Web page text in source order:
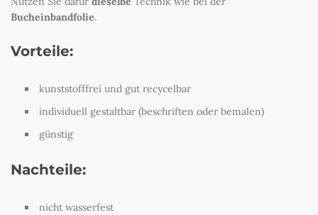
Bucheinbandfolie.
Vorteile:
kunststofffrei und gut recycelbar
individuell gestaltbar (beschriften oder bemalen)
günstig
Nachteile:
nicht wasserfest